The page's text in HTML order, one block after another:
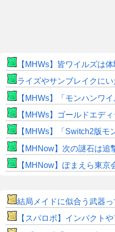
【MHWs】皆ワイルズは体
ライズやサンブレイクにいたモンスタ
【MHWs】「モンハンワイルズはSwitch2にも出る
【MHWs】ゴールドエディションの値段
【MHWs】「Switch2版モンハンワ
【MHNow】次の謎石は追撃か。次元臨界
【MHNow】ぽまえら東京
結局メイドに似合う武器っ
【スパロボ】インパクトやアルファ外伝くらいのバランス求む！！ →